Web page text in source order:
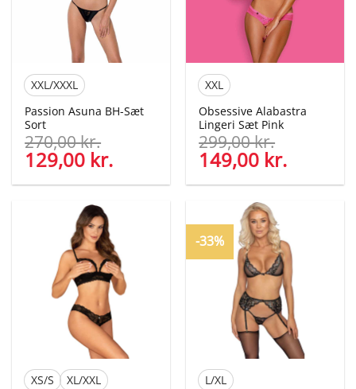
XXL/XXXL
Passion Asuna BH-Sæt
Sort
270,00kr.
Den
oprindelige
pris
270,00 kr..
129,00 kr.
pris
129,00 kr..
XXL
Obsessive Alabastra
Lingeri Sæt Pink
299,00kr.
Den
oprindelige
pris
299,00 kr..
149,00 kr.
pris
XS/S
XL/XXL
-33%
L/XL